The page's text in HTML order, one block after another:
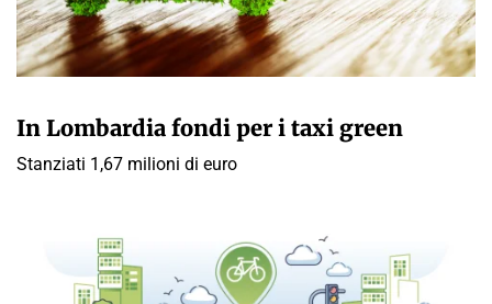
In Lombardia fondi per i taxi green
Stanziati 1,67 milioni di euro